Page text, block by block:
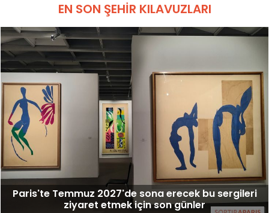
EN SON ŞEHIR KILAVUZLARI
Paris'te Temmuz 2027'de sona erecek bu sergileri
ziyaret etmek için son günler